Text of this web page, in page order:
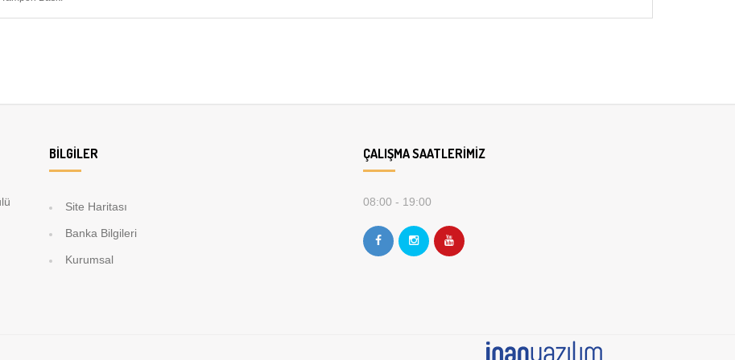
BILGILER
Site Haritası
Banka Bilgileri
Kurumsal
ÇALIŞMA SAATLERIMIZ
08:00 - 19:00